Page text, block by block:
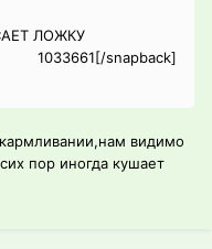
ЛОЖКУ
1033661[/snapback]
видимо
пор иногда кушает